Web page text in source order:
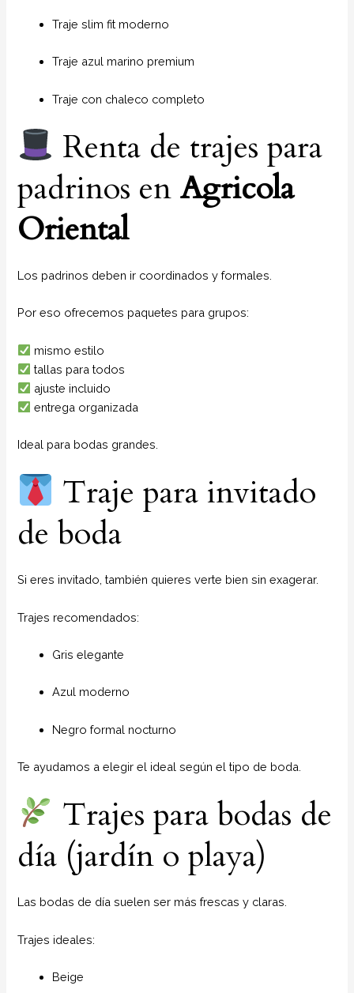
Traje slim fit moderno
Traje azul marino premium
Traje con chaleco completo
Renta de trajes para
padrinos enAgricola
Oriental
Los padrinos deben ir coordinados y formales.
Por eso ofrecemos paquetes para grupos:
mismo estilo
tallas para todos
ajuste incluido
entrega organizada
Ideal para bodas grandes.
Traje para invitado
de boda
Si eres invitado, también quieres verte bien sin exagerar.
Trajes recomendados:
Gris elegante
Azul moderno
Negro formal nocturno
Te ayudamos a elegir el ideal según el tipo de boda.
Trajes para bodas de
día (jardín o playa)
Las bodas de día suelen ser más frescas y claras.
Trajes ideales:
Beige